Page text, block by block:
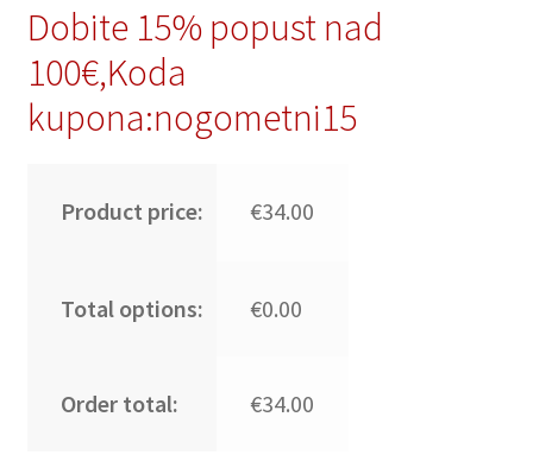
Dobite 15% popust nad
100€,Koda
kupona:nogometni15
Product price: €34.00
Total options: €0.00
Order total: €34.00